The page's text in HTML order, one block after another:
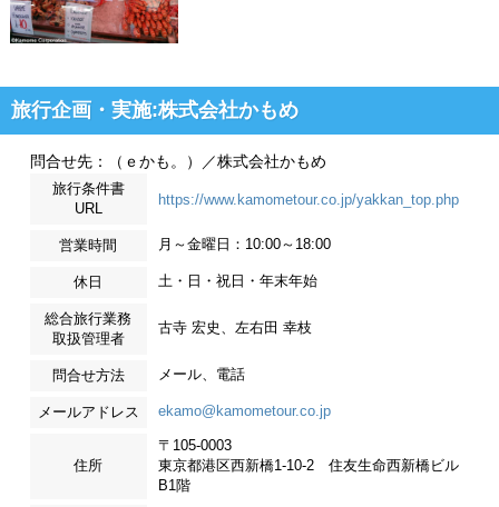
旅行企画・実施:株式会社かもめ
問合せ先：（ｅかも。）／株式会社かもめ
旅行条件書
URL
https://www.kamometour.co.jp/yakkan_top.php
営業時間 月～金曜日：10:00～18:00
休日 土・日・祝日・年末年始
総合旅行業務
取扱管理者
古寺 宏史、左右田 幸枝
問合せ方法 メール、電話
メールアドレス ekamo@kamometour.co.jp
住所
〒105-0003
東京都港区西新橋1-10-2 住友生命西新橋ビル
B1階